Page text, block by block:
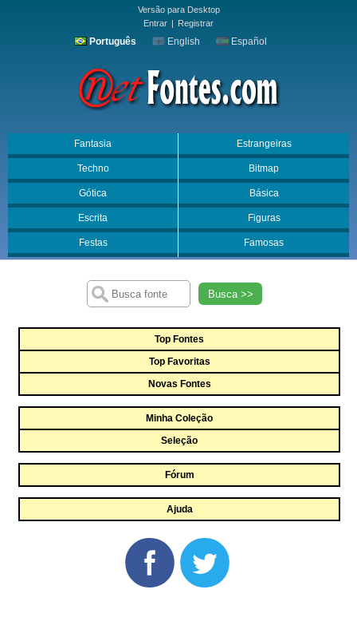
Versão para Desktop
Entrar | Registrar
Português English Español
Fantasia Estrangeiras
Techno Bitmap
Gótica Básica
Escrita Figuras
Festas Famosas
Busca >>
Top Fontes
Top Favoritas
Novas Fontes
Minha Coleção
Seleção
Fórum
Ajuda